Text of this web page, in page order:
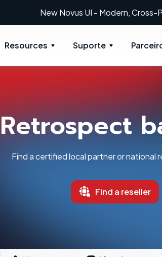
New: Retrospect 20.0.1
Resources Suporte
Retrospect
Find a certified local partner or national
Find a reseller